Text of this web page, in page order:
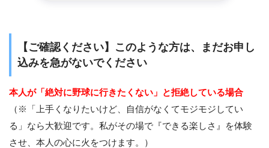
【ご確認ください】このような方は、まだお申し
込みを急がないでください
本人が「絶対に野球に行きたくない」と拒絶している場合
（※「上手くなりたいけど、自信がなくてモジモジしてい
る」なら大歓迎です。私がその場で『できる楽しさ』を体験
させ、本人の心に火をつけます。）